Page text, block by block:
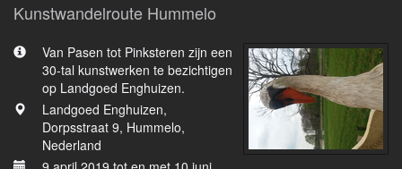
Kunstwandelroute Hummelo
Van Pasen tot Pinksteren zijn een
30-tal kunstwerken te bezichtigen
op Landgoed Enghuizen.
Landgoed Enghuizen,
Dorpsstraat 9, Hummelo,
Nederland